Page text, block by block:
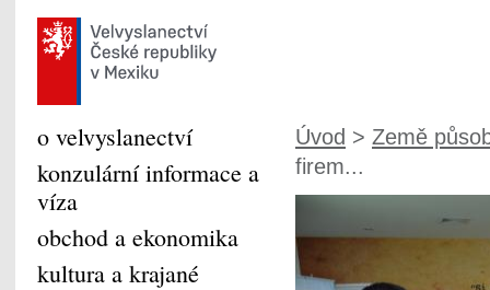
Úvod > Země
firem...
o velvyslanectví
konzulární informace a
víza
obchod a ekonomika
kultura a krajané